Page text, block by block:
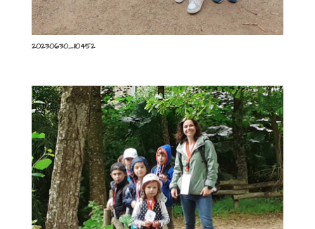
20230630_110452